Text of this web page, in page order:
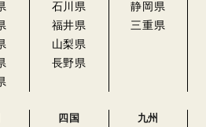
石川県
福井県
山梨県
長野県
静岡県
三重県
四国 九州